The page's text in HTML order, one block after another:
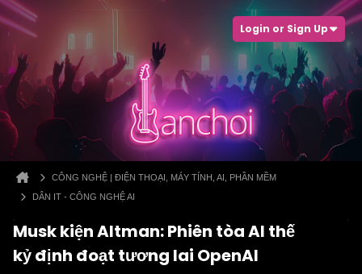
Login or Sign Up
CÔNG NGHỆ | ĐIỆN THOẠI, MÁY TÍNH, AI, PHẦN MỀM
DÂN IT - CÔNG NGHỆ AI
Musk kiện Altman: Phiên tòa AI thế
kỷ định đoạt tương lai OpenAI